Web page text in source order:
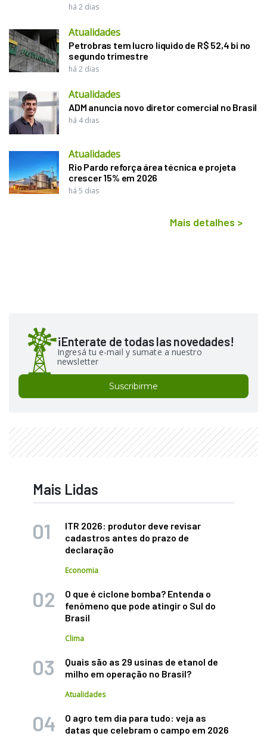
há 2 dias
Atualidades
Petrobras tem lucro líquido de R$ 52,4 bi no
segundo trimestre
há 2 dias
Atualidades
ADM anuncia novo diretor comercial no Brasil
há 4 dias
Atualidades
Rio Pardo reforça área técnica e projeta
crescer 15% em 2026
há 5 dias
Mais detalhes >
¡Enterate de todas las novedades!
Ingresá tu e-mail y sumate a nuestro
newsletter
Suscribirme
Mais Lidas
ITR 2026: produtor deve revisar
cadastros antes do prazo de
declaração
Economia
O que é ciclone bomba? Entenda o
fenômeno que pode atingir o Sul do
Brasil
Clima
Quais são as 29 usinas de etanol de
milho em operação no Brasil?
Atualidades
O agro tem dia para tudo: veja as
datas que celebram o campo em 2026